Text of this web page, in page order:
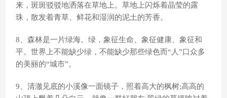
来，斑斑驳驳地洒落在草地上。草地上闪烁着晶莹的露
珠，散发着青草、鲜花和湿润的泥土的芳香。
8、森林是一片绿海。绿，象征生命、象征健康、象征和
平。世界上不能缺少绿，不能缺少那些绿色而“人”口众多
的美丽的“城市”。
9、清澈见底的小溪像一面镜子，照着高大的枫树;高高的